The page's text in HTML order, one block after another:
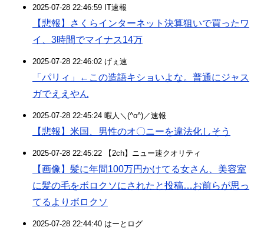
2025-07-28 22:46:59 IT速報
【悲報】さくらインターネット決算狙いで買ったワ
イ、3時間でマイナス14万
2025-07-28 22:46:02 げぇ速
「パリィ」←この造語キショいよな。普通にジャス
ガでええやん
2025-07-28 22:45:24 暇人＼(^o^)／速報
【悲報】米国、男性のオ〇ニーを違法化しそう
2025-07-28 22:45:22 【2ch】ニュー速クオリティ
【画像】髪に年間100万円かけてる女さん、美容室
に髪の毛をボロクソにされたと投稿…お前らが思っ
てるよりボロクソ
2025-07-28 22:44:40 はーとログ